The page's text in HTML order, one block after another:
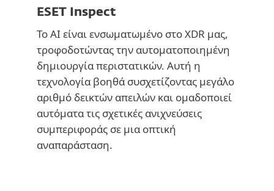
ESET Inspect
Το AI είναι ενσωματωμένο στο XDR μας,
τροφοδοτώντας την αυτοματοποιημένη
δημιουργία περιστατικών. Αυτή η
τεχνολογία βοηθά συσχετίζοντας μεγάλο
αριθμό δεικτών απειλών και ομαδοποιεί
αυτόματα τις σχετικές ανιχνεύσεις
συμπεριφοράς σε μια οπτική
αναπαράσταση.